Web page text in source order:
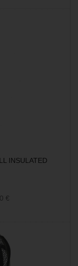
INSULATED
€